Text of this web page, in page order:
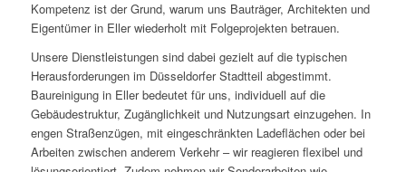
Kompetenz ist der Grund, warum uns Bauträger, Architekten und
Eigentümer in Eller wiederholt mit Folgeprojekten betrauen.
Unsere Dienstleistungen sind dabei gezielt auf die typischen
Herausforderungen im Düsseldorfer Stadtteil abgestimmt.
Baureinigung in Eller bedeutet für uns, individuell auf die
Gebäudestruktur, Zugänglichkeit und Nutzungsart einzugehen. In
engen Straßenzügen, mit eingeschränkten Ladeflächen oder bei
Arbeiten zwischen anderem Verkehr – wir reagieren flexibel und